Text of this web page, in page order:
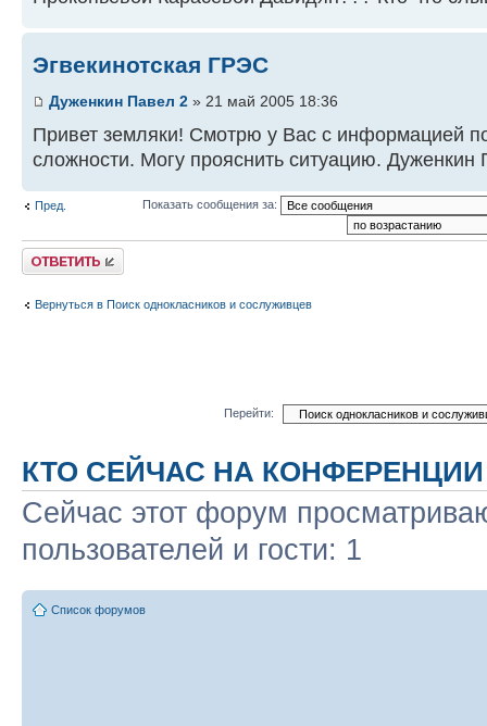
Эгвекинотская ГРЭС
Дуженкин Павел 2 » 21 май 2005 18:36
Привет земляки! Смотрю у Вас с информацией
сложности. Могу прояснить ситуацию. Дуженкин
Пред. Показать сообщения за:
Ответить
Вернуться в Поиск однокласников и сослуживцев
Перейти:
КТО СЕЙЧАС НА КОНФЕРЕНЦИИ
Сейчас этот форум
пользователей и гости: 1
Список форумов